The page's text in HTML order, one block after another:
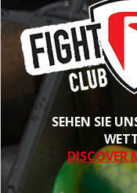
SEHEN SIE
DISCOVER